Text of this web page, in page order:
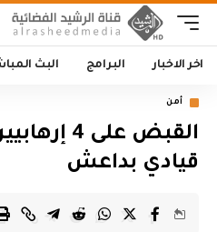
اخر الاخبار البرامج البث
أمن
القبض
قيادي بداعش